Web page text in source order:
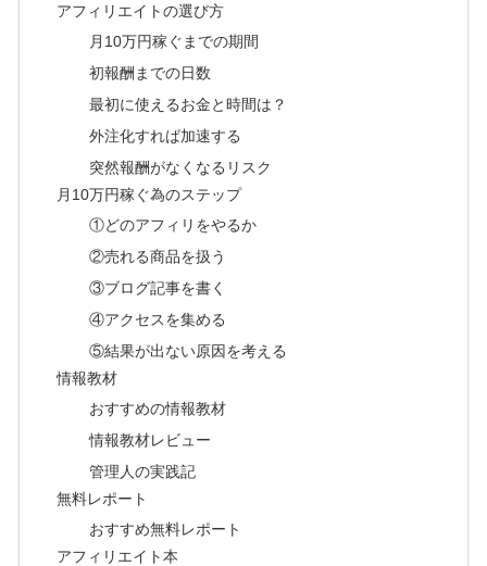
アフィリエイトの選び方
月10万円稼ぐまでの期間
初報酬までの日数
最初に使えるお金と時間は？
外注化すれば加速する
突然報酬がなくなるリスク
月10万円稼ぐ為のステップ
①どのアフィリをやるか
②売れる商品を扱う
③ブログ記事を書く
④アクセスを集める
⑤結果が出ない原因を考える
情報教材
おすすめの情報教材
情報教材レビュー
管理人の実践記
無料レポート
おすすめ無料レポート
アフィリエイト本